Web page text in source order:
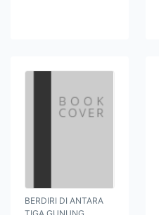
BERDIRI DI ANTARA